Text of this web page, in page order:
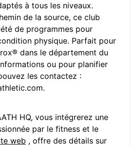
à tous les niveaux.
de la source, ce club
de programmes pour
physique. Parfait pour
dans le département du
ou pour planifier
les contactez :
.
HQ, vous intégrerez une
par le fitness et le
web , offre des détails sur